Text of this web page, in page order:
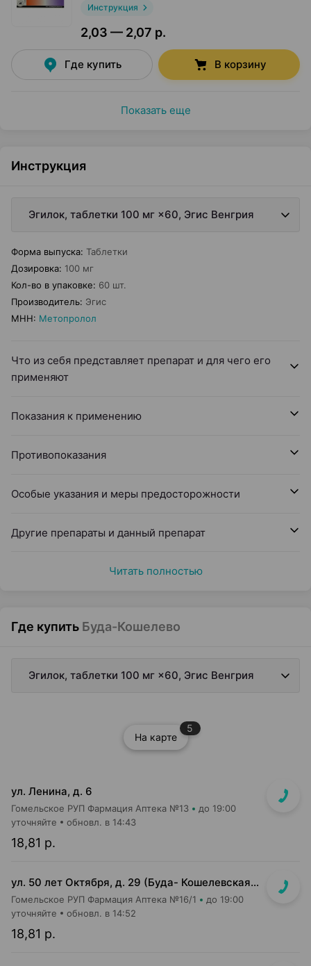
Инструкция
2,03 — 2,07 р.
Где купить В корзину
Показать еще
Инструкция
Эгилок, таблетки 100 мг ×60, Эгис Венгрия
Форма выпуска: Таблетки
Дозировка: 100 мг
Кол-во в упаковке: 60 шт.
Производитель: Эгис
МНН: Метопролол
Что из себя представляет препарат и для чего его
применяют
Показания к применению
Противопоказания
Особые указания и меры предосторожности
Другие препараты и данный препарат
Читать полностью
Где купить Буда-Кошелево
Эгилок, таблетки 100 мг ×60, Эгис Венгрия
На карте
5
ул. Ленина, д. 6
Гомельское РУП Фармация Аптека №13 до 19:00
18,81 р.
уточняйте обновл. в 14:43
ул. 50 лет Октября, д. 29 (Буда- Кошелевская ЦРБ)
Гомельское РУП Фармация Аптека №16/1 до 19:00
18,81 р.
уточняйте обновл. в 14:52